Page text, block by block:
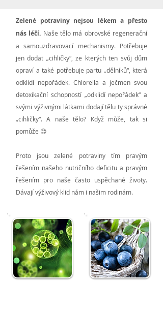
Zelené potraviny nejsou lékem a přesto
nás léčí. Naše tělo má obrovské regenerační
a samouzdravovací mechanismy. Potřebuje
jen dodat „cihličky“, ze kterých ten svůj dům
opraví a také potřebuje partu „dělníků“, která
odklidí nepořádek. Chlorella a ječmen svou
detoxikační schopností „odklidí nepořádek“ a
svými výživnými látkami dodají tělu ty správné
„cihličky“. A naše tělo? Když může, tak si
pomůže 😊
Proto jsou zelené potraviny tím pravým
řešením našeho nutričního deficitu a pravým
řešením pro naše často uspěchané životy.
Dávají výživový klid nám i našim rodinám.